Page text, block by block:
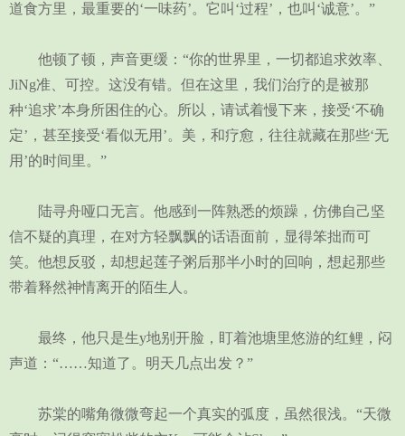
道食方里，最重要的‘一味药’。它叫‘过程’，也叫‘诚意’。”
他顿了顿，声音更缓：“你的世界里，一切都追求效率、
JiNg准、可控。这没有错。但在这里，我们治疗的是被那
种‘追求’本身所困住的心。所以，请试着慢下来，接受‘不确
定’，甚至接受‘看似无用’。美，和疗愈，往往就藏在那些‘无
用’的时间里。”
陆寻舟哑口无言。他感到一阵熟悉的烦躁，仿佛自己坚
信不疑的真理，在对方轻飘飘的话语面前，显得笨拙而可
笑。他想反驳，却想起莲子粥后那半小时的回响，想起那些
带着释然神情离开的陌生人。
最终，他只是生y地别开脸，盯着池塘里悠游的红鲤，闷
声道：“……知道了。明天几点出发？”
苏棠的嘴角微微弯起一个真实的弧度，虽然很浅。“天微